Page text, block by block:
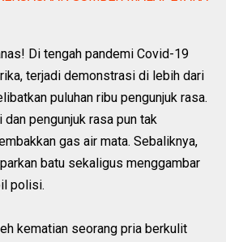
Di tengah pandemi Covid-19
terjadi demonstrasi di lebih dari
puluhan ribu pengunjuk rasa.
pengunjuk rasa pun tak
gas air mata. Sebaliknya,
batu sekaligus menggambar
polisi.
kematian seorang pria berkulit